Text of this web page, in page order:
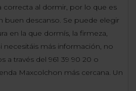
correcta al dormir, por lo que es
buen descanso. Se puede elegir
en la que dormís, la firmeza,
necesitáis más información, no
a través del 961 39 90 20 o
Maxcolchon más cercana. Un